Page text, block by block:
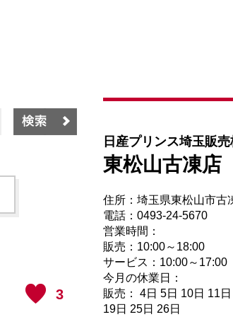
3
日産プリンス埼玉販
東松山古凍店
住所：埼玉県東松山市古
電話：0493-24-5670
営業時間：
販売：10:00～18:00
サービス：10:00～17:00
今月の休業日：
販売： 4日 5日 10日 11
19日 25日 26日